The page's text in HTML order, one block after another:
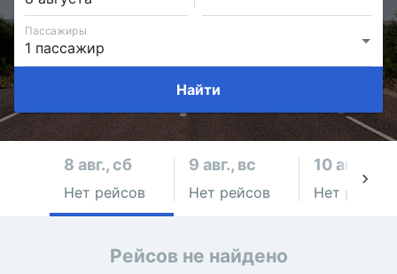
Пассажиры
Найти
8 авг., сб
Нет рейсов
9 авг., вс
Нет рейсов
10 авг., пн
Нет рейсов
Рейсов не найдено